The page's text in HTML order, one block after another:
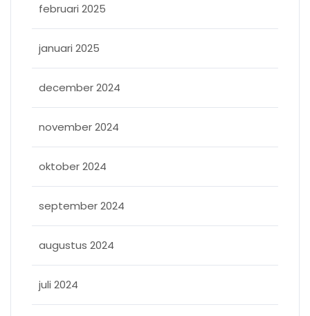
februari 2025
januari 2025
december 2024
november 2024
oktober 2024
september 2024
augustus 2024
juli 2024